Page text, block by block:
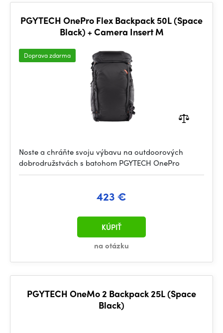
PGYTECH OnePro Flex Backpack 50L (Space
Black) + Camera Insert M
Doprava zdarma
Noste a chráňte svoju výbavu na outdoorových
dobrodružstvách s batohom PGYTECH OnePro
423 €
na otázku
KÚPIŤ
PGYTECH OneMo 2 Backpack 25L (Space
Black)